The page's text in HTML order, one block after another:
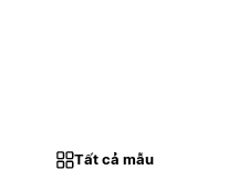
Tất cả mẫu